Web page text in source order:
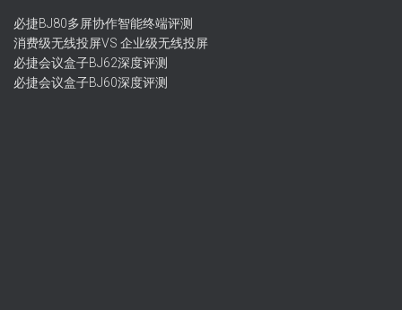
必捷BJ80多屏协作智能终端评测
消费级无线投屏VS 企业级无线投屏
必捷会议盒子BJ62深度评测
必捷会议盒子BJ60深度评测